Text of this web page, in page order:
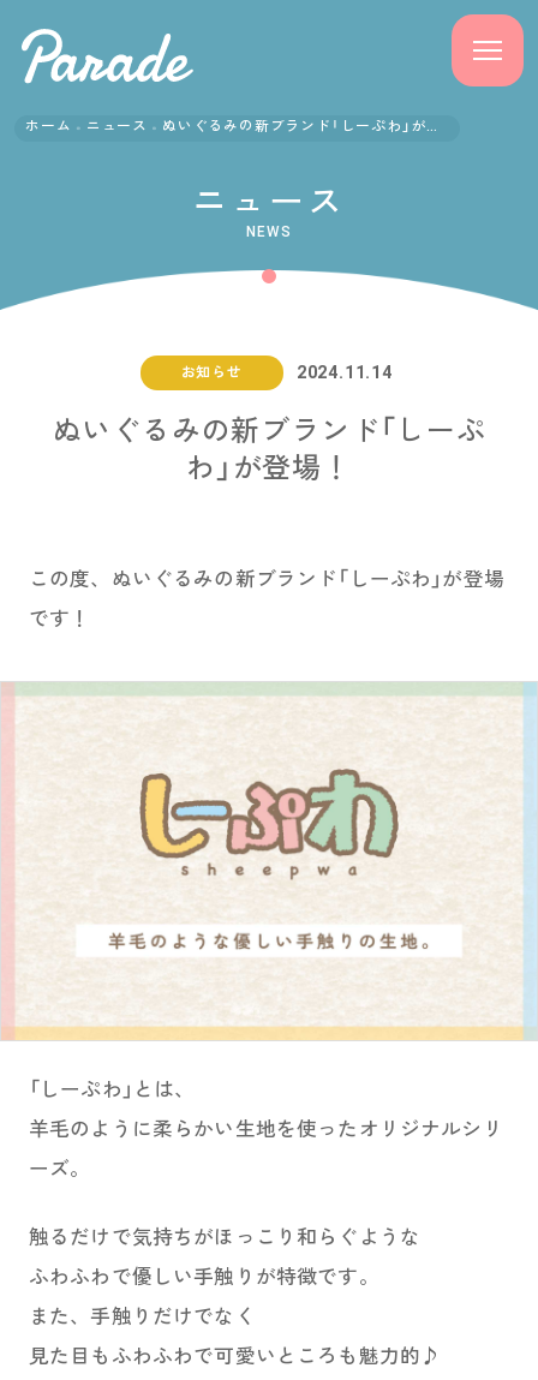
よくある質問
会社概要
採用情報
PRIZE 公式 Instagram
CAPSULE TOY 公式 X
CAPSULE TOY 公式 Instagram
プライバシーポリシー
ホーム ニュース ぬいぐるみの新ブランド「しーぷわ」が登場！
ニュース
NEWS
2024.11.14
お知らせ
ぬいぐるみの新ブランド「しーぷ
わ」が登場！
この度、ぬいぐるみの新ブランド「しーぷわ」が登場
です！
「しーぷわ」とは、
羊毛のように柔らかい生地を使ったオリジナルシリ
ーズ。
触るだけで気持ちがほっこり和らぐような
ふわふわで優しい手触りが特徴です。
また、手触りだけでなく
見た目もふわふわで可愛いところも魅力的♪